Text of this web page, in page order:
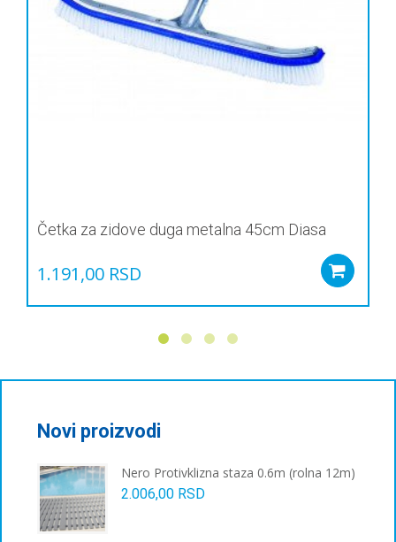
Četka za zidove duga metalna 45cm Diasa
1.191,00 RSD
Novi proizvodi
Nero Protivklizna staza 0.6m (rolna 12m)
2.006,00 RSD